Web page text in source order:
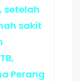
setelah
sakit
Perang